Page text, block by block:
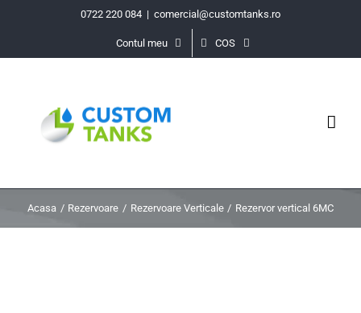
0722 220 084 | comercial@customtanks.ro
Contul meu COS
Acasa Rezervoare Rezervoare Verticale Rezervor vertical 6MC